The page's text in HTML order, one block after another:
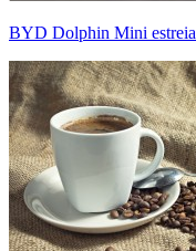
BYD Dolphin Mini estreia